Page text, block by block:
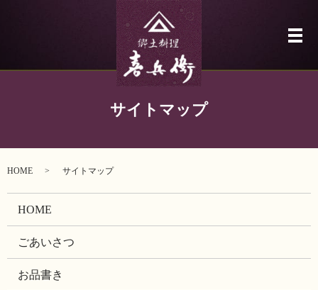
メ
サイトマップ
HOME サイトマップ
HOME
ごあいさつ
お品書き